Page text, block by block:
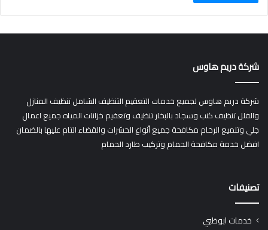
شركة دريم هاوس
شركة دريم هاوس لجميع خدمات التعقيم التنظيف الشامل تنظيف المنازل
والفلل تنظيف كنب وسجاد بالبخار تنظيف وتعقيم خزانات المياه جميع اعمال
جلي وتلميع الرخام مكافحة جميع أنواع الحشرات والقضاء التام عليها بالضمان
افضل خدمة مكافحة الحمام وتركيب طارد الحمام
تصنيفات
خدمات ابوظبي